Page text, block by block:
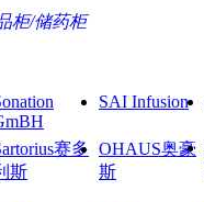
柜/储药柜
SAI Infusion
赛多
斯
OHAUS奥豪
斯